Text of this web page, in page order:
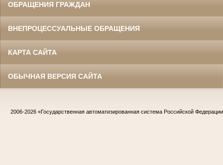
ОБРАЩЕНИЯ ГРАЖДАН
ВНЕПРОЦЕССУАЛЬНЫЕ ОБРАЩЕНИЯ
КАРТА САЙТА
ОБЫЧНАЯ ВЕРСИЯ САЙТА
2006-2026 «Государственная автоматизированная система Российской